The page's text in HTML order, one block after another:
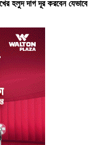
হলুদ দাগ দূর করবেন যেভাবে